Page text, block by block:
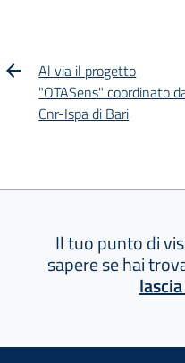
Al via il progetto
"OTASens" coordinato
Cnr-Ispa di Bari
Il tuo punto di
sapere se hai